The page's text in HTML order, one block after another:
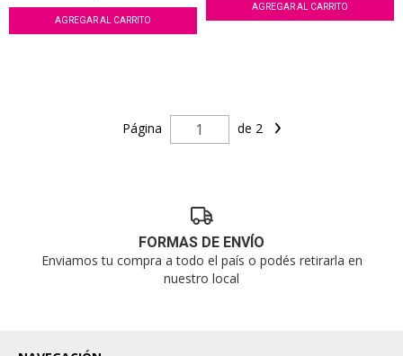
AGREGAR AL CARRITO
AGREGAR AL CARRITO
Página de 2
FORMAS DE ENVÍO
Enviamos tu compra a todo el país o podés retirarla en
nuestro local